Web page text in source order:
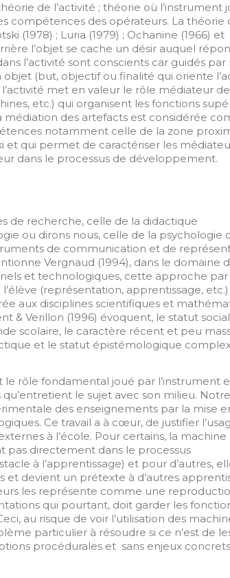
de l’activité ; théorie où l’instrument
compétences des opérateurs. La théorie
(1978) ; Luria (1979) ; Ochanine (1966) et
l’objet se cache un désir auquel
l’activité sont conscients car guidés par
objet (but, objectif ou finalité qui oriente
met en valeur le rôle médiateur
etc.) qui organisent les fonctions
des artefacts est considérée
notamment celle de la zone
qui permet de caractériser les
dans le processus de développement.
de recherche, celle de la didactique
ou dirons nous, celle de la psychologie
de communication et de
Vergnaud (1994), dans le domaine
et technologiques, cette approche par
(représentation, apprentissage,
aux disciplines scientifiques et
& Verillon (1996) évoquent, le statut social
scolaire, le caractère récent et peu
et le statut épistémologique
rôle fondamental joué par l’instrument
le sujet avec son milieu.
des enseignements par la mise
Ce travail a à cœur, de justifier
à l’école. Pour certains, la machine
pas directement dans le processus
à l’apprentissage) et pour d’autres,
devient un prétexte à d’autres
les représente comme une
qui pourtant, doit garder les
au risque de voir l’utilisation des
particulier à résoudre si ce n’est de
procédurales et sans enjeux